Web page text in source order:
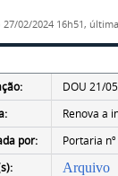
27/02/2024 16h51,
DOU 21/
Renova a
por:
Portaria
Arquivo